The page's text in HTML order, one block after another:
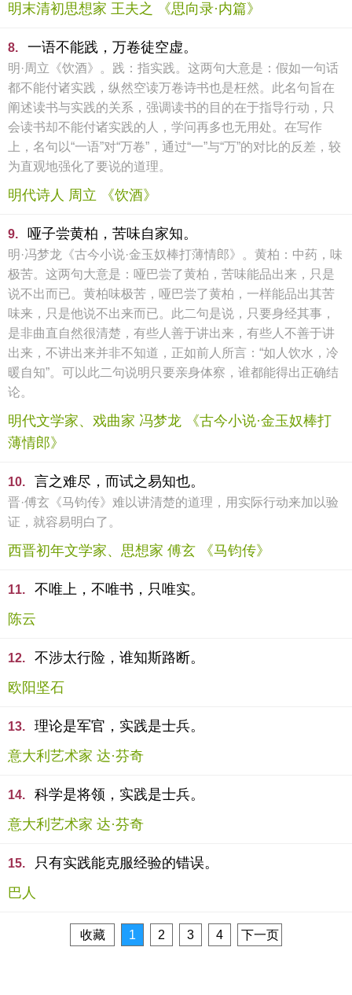
明末清初思想家 王夫之 《思向录·内篇》
8. 一语不能践，万卷徒空虚。
明·周立《饮酒》。践：指实践。这两句大意是：假如一句话
都不能付诸实践，纵然空读万卷诗书也是枉然。此名句旨在
阐述读书与实践的关系，强调读书的目的在于指导行动，只
会读书却不能付诸实践的人，学问再多也无用处。在写作
上，名句以“一语”对“万卷”，通过“一”与“万”的对比的反差，较
为直观地强化了要说的道理。
明代诗人 周立 《饮酒》
9. 哑子尝黄柏，苦味自家知。
明·冯梦龙《古今小说·金玉奴棒打薄情郎》。黄柏：中药，味
极苦。这两句大意是：哑巴尝了黄柏，苦味能品出来，只是
说不出而已。黄柏味极苦，哑巴尝了黄柏，一样能品出其苦
味来，只是他说不出来而已。此二句是说，只要身经其事，
是非曲直自然很清楚，有些人善于讲出来，有些人不善于讲
出来，不讲出来并非不知道，正如前人所言：“如人饮水，冷
暖自知”。可以此二句说明只要亲身体察，谁都能得出正确结
论。
明代文学家、戏曲家 冯梦龙 《古今小说·金玉奴棒打
薄情郎》
10. 言之难尽，而试之易知也。
晋·傅玄《马钧传》难以讲清楚的道理，用实际行动来加以验
证，就容易明白了。
西晋初年文学家、思想家 傅玄 《马钧传》
11.
不唯上，不唯书，只唯实。
陈云
12.
不涉太行险，谁知斯路断。
欧阳坚石
13.
理论是军官，实践是士兵。
意大利艺术家 达·芬奇
14.
科学是将领，实践是士兵。
意大利艺术家 达·芬奇
15.
只有实践能克服经验的错误。
巴人
收藏 1 2 3 4 下一页